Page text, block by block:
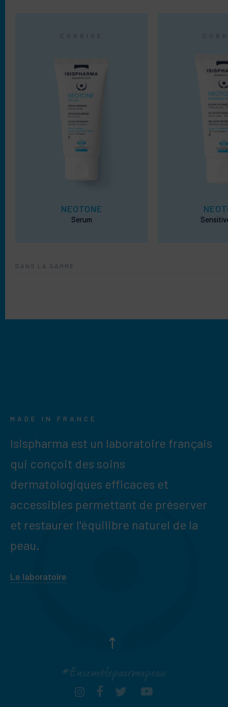
DANS LA GAMME
CORRIGE
NEOTONE
Serum
MADE IN FRANCE
Isispharma est un laboratoire français
qui conçoit des soins
dermatologiques efficaces et
accessibles permettant de préserver
et restaurer l'équilibre naturel de la
peau.
Le laboratoire
#Ensemblepourmapeau